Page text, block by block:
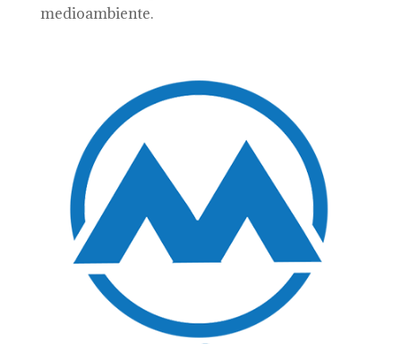
medioambiente.